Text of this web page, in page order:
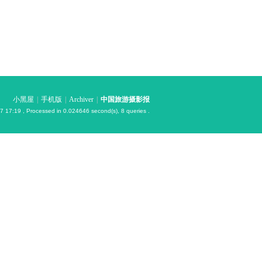
小黑屋 手机版 Archiver 中国旅游摄影报
17:19 , Processed in 0.024646 second(s), 8 queries .